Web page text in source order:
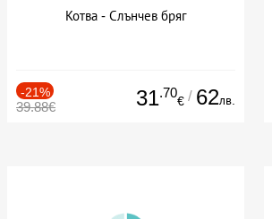
Котва - Слънчев бряг
-21%
39.88€ 31.70
€ / 62лв.